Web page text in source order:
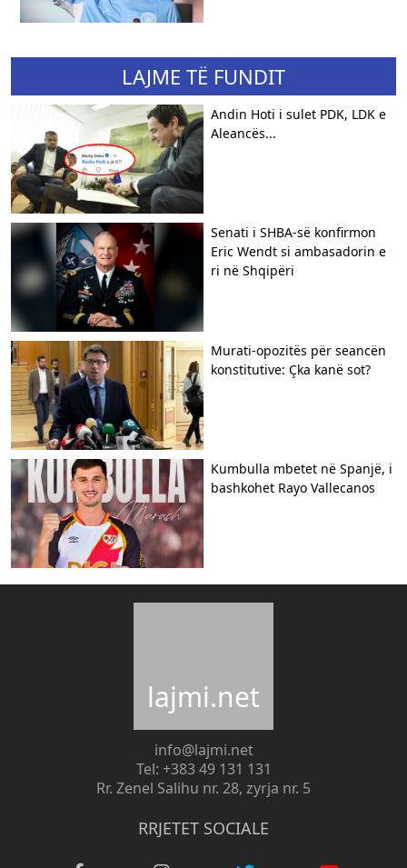
LAJME TË FUNDIT
Andin Hoti i sulet PDK, LDK e
Aleancës...
Senati i SHBA-së konfirmon
Eric Wendt si ambasadorin e
ri në Shqipëri
​Murati-opozitës për seancën
konstitutive: Çka kanë sot?
Kumbulla mbetet në Spanjë, i
bashkohet Rayo Vallecanos
lajmi.net
info@lajmi.net
Tel: +383 49 131 131
Rr. Zenel Salihu nr. 28, zyrja nr. 5
RRJETET SOCIALE